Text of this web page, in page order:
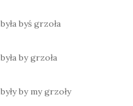
była byś grzoła
była by grzoła
były by my grzoły